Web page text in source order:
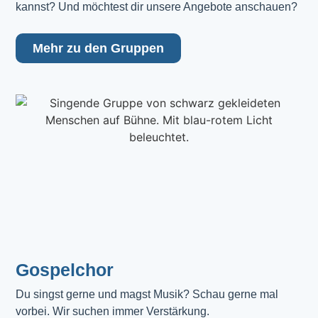
kannst? Und möchtest dir unsere Angebote anschauen?
Mehr zu den Gruppen
Gospelchor
Du singst gerne und magst Musik? Schau gerne mal
vorbei. Wir suchen immer Verstärkung.